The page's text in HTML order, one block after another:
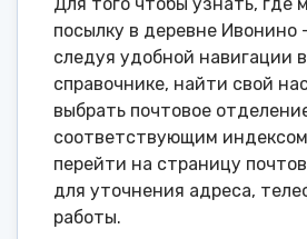
Для того чтобы узнать, где
посылку в деревне Ивонино
следуя удобной навигации
справочнике, найти свой
выбрать почтовое
соответствующим
перейти на страницу
для уточнения адреса,
работы.